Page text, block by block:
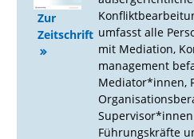
Zur
Zeitschrift umfasst alle
mit Mediation,
management
Mediator*innen,
Führungskräfte